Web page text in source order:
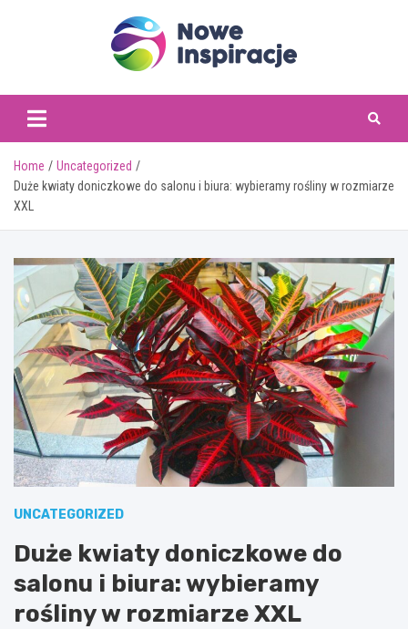
Home
Uncategorized
Duże kwiaty doniczkowe do salonu i biura: wybieramy rośliny w rozmiarze
XXL
UNCATEGORIZED
Duże kwiaty doniczkowe do
salonu i biura: wybieramy
rośliny w rozmiarze XXL